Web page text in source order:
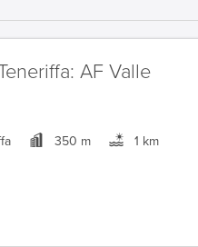
AF Valle
350 m
1 km